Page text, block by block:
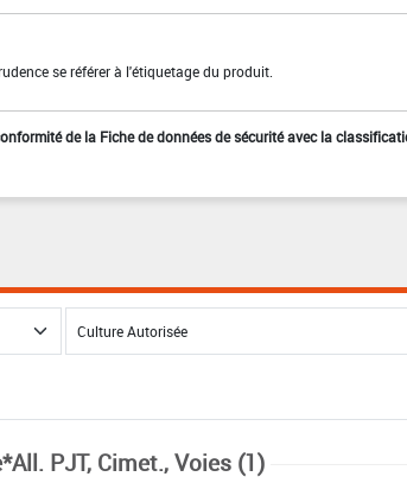
se référer à l'étiquetage du produit.
de la Fiche de données de sécurité avec la
PJT, Cimet., Voies (1)